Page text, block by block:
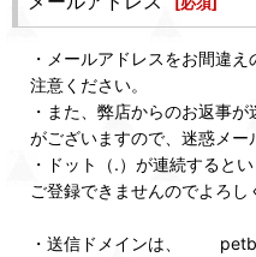
・メールアドレスをお間違
注意ください。
・また、弊店からのお返事
がございますので、迷惑メー
・ドット（.）が連続すると
ご登録できませんのでよろし
・送信ドメインは、